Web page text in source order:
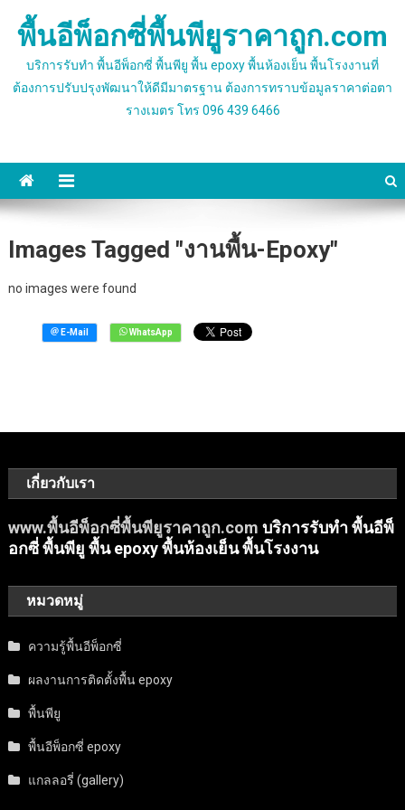
พื้นอีพ็อกซี่พื้นพียูราคาถูก.com
บริการรับทำ พื้นอีพ็อกซี่ พื้นพียู พื้น epoxy พื้นห้องเย็น พื้นโรงงานที่
ต้องการปรับปรุงพัฒนาให้ดีมีมาตรฐาน ต้องการทราบข้อมูลราคาต่อตา
รางเมตร โทร 096 439 6466
Images Tagged "งานพื้น-Epoxy"
no images were found
เกี่ยวกับเรา
www.พื้นอีพ็อกซี่พื้นพียูราคาถูก.com บริการรับทำ พื้นอีพ็
อกซี่ พื้นพียู พื้น epoxy พื้นห้องเย็น พื้นโรงงาน
หมวดหมู่
ความรู้พื้นอีพ็อกซี่
ผลงานการติดตั้งพื้น epoxy
พื้นพียู
พื้นอีพ็อกซี่ epoxy
แกลลอรี่ (gallery)